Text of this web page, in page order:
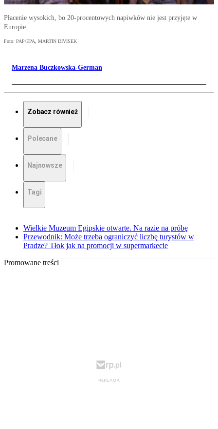
Płacenie wysokich, bo 20-procentowych napiwków nie jest przyjęte w
Europie
Foto: PAP/EPA, MARTIN DIVISEK
Marzena Buczkowska-German
Zobacz również
Polecane
Najnowsze
Tagi
Wielkie Muzeum Egipskie otwarte. Na razie na próbę
Przewodnik: Może trzeba ograniczyć liczbę turystów w
Pradze? Tłok jak na promocji w supermarkecie
Promowane treści